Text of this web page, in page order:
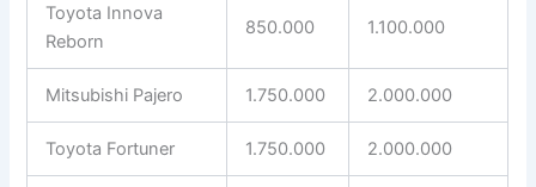
Toyota Innova
Reborn
850.000 1.100.000
Mitsubishi Pajero 1.750.000 2.000.000
Toyota Fortuner 1.750.000 2.000.000